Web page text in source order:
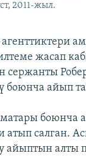
2011-жыл.
жасап
боюнча айып
боюнча
салган.
айыптын алты